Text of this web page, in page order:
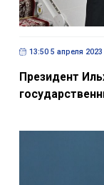
13:50 5 апреля 2023
Президент